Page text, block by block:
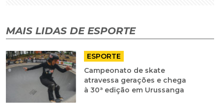
MAIS LIDAS DE ESPORTE
ESPORTE
Campeonato de skate
atravessa gerações e chega
à 30ª edição em Urussanga